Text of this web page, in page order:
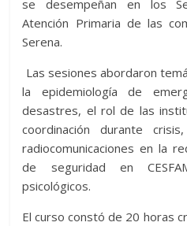
se desempeñan en los
Atención Primaria de las
Serena.
Las sesiones abordaron
la epidemiología de
desastres, el rol de las
coordinación durante
radiocomunicaciones en la
de seguridad en
psicológicos.
El curso constó de 20 horas